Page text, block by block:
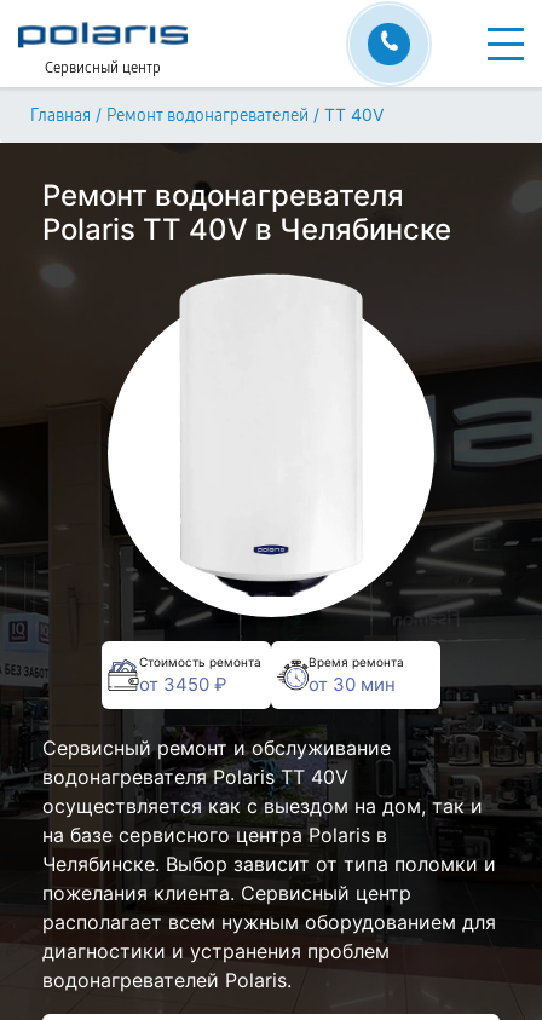
Сервисный центр
Главная / Ремонт водонагревателей / TT 40V
Ремонт водонагревателя
Polaris TT 40V в Челябинске
Стоимость ремонта
от 3450 ₽
Время ремонта
от 30 мин
Сервисный ремонт и обслуживание
водонагревателя Polaris TT 40V
осуществляется как с выездом на дом, так и
на базе сервисного центра Polaris в
Челябинске. Выбор зависит от типа поломки и
пожелания клиента. Сервисный центр
располагает всем нужным оборудованием для
диагностики и устранения проблем
водонагревателей Polaris.